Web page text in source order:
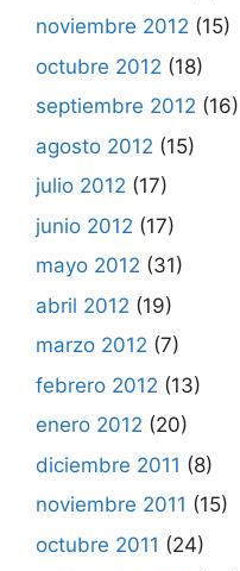
noviembre 2012 (15)
octubre 2012 (18)
septiembre 2012 (16)
agosto 2012 (15)
julio 2012 (17)
junio 2012 (17)
mayo 2012 (31)
abril 2012 (19)
marzo 2012 (7)
febrero 2012 (13)
enero 2012 (20)
diciembre 2011 (8)
noviembre 2011 (15)
octubre 2011 (24)